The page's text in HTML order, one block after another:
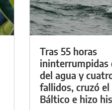
Tras 55 horas
ininterrumpidas
del agua y
fallidos, cruzó el
Báltico e hizo